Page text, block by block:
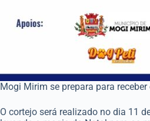
Mogi Mirim se prepara para
O cortejo será realizado no dia 11